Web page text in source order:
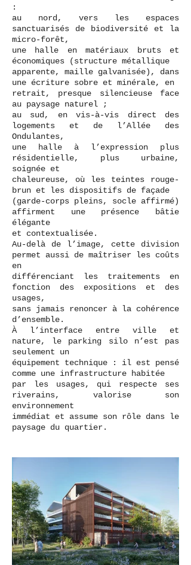
:
au nord, vers les espaces
sanctuarisés de biodiversité et la
micro-forêt,
une halle en matériaux bruts et
économiques (structure métallique
apparente, maille galvanisée), dans
une écriture sobre et minérale, en
retrait, presque silencieuse face
au paysage naturel ;
au sud, en vis-à-vis direct des
logements et de l’Allée des
Ondulantes,
une halle à l’expression plus
résidentielle, plus urbaine,
soignée et
chaleureuse, où les teintes rouge-
brun et les dispositifs de façade
(garde-corps pleins, socle affirmé)
affirment une présence bâtie
élégante
et contextualisée.
Au-delà de l’image, cette division
permet aussi de maîtriser les coûts
en
différenciant les traitements en
fonction des expositions et des
usages,
sans jamais renoncer à la cohérence
d’ensemble.
À l’interface entre ville et
nature, le parking silo n’est pas
seulement un
équipement technique : il est pensé
comme une infrastructure habitée
par les usages, qui respecte ses
riverains, valorise son
environnement
immédiat et assume son rôle dans le
paysage du quartier.